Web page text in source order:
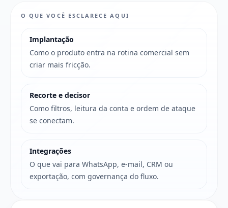
O QUE VOCÊ ESCLARECE AQUI
Implantação
Como o produto entra na rotina comercial sem
criar mais fricção.
Recorte e decisor
Como filtros, leitura da conta e ordem de ataque
se conectam.
Integrações
O que vai para WhatsApp, e-mail, CRM ou
exportação, com governança do fluxo.